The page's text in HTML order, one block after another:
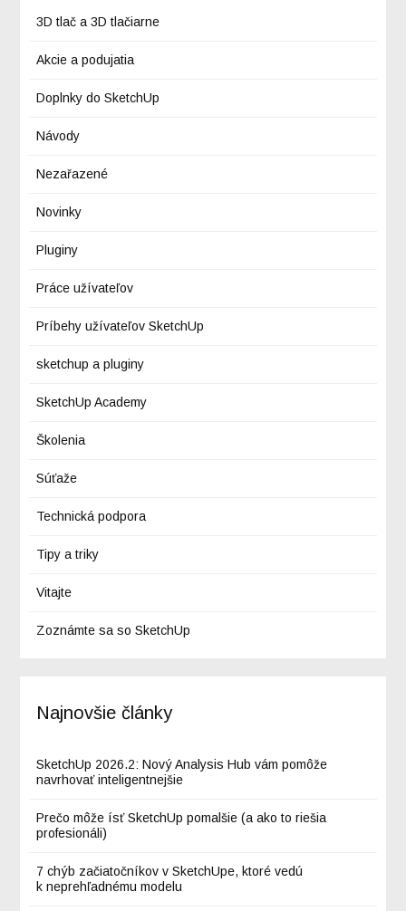
3D tlač a 3D tlačiarne
Akcie a podujatia
Doplnky do SketchUp
Návody
Nezařazené
Novinky
Pluginy
Práce užívateľov
Príbehy užívateľov SketchUp
sketchup a pluginy
SketchUp Academy
Školenia
Súťaže
Technická podpora
Tipy a triky
Vitajte
Zoznámte sa so SketchUp
Najnovšie články
SketchUp 2026.2: Nový Analysis Hub vám pomôže
navrhovať inteligentnejšie
Prečo môže ísť SketchUp pomalšie (a ako to riešia
profesionáli)
7 chýb začiatočníkov v SketchUpe, ktoré vedú
k neprehľadnému modelu